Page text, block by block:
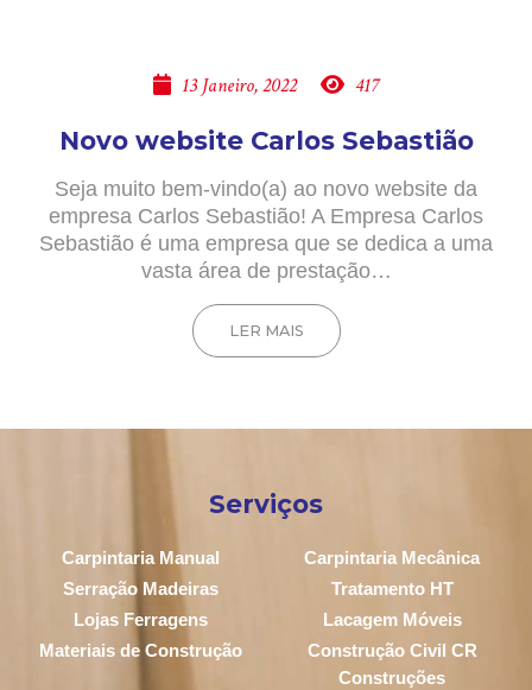
13 Janeiro, 2022 417
Novo website Carlos Sebastião
Seja muito bem-vindo(a) ao novo website da
empresa Carlos Sebastião! A Empresa Carlos
Sebastião é uma empresa que se dedica a uma
vasta área de prestação…
LER MAIS
Serviços
Carpintaria Manual
Carpintaria Mecânica
Serração Madeiras
Tratamento HT
Lojas Ferragens
Lacagem Móveis
Materiais de Construção
Construção Civil CR
Construções